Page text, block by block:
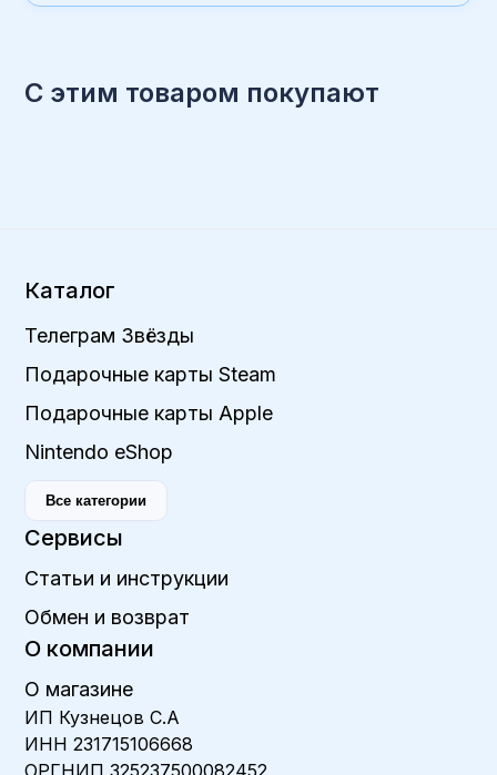
С этим товаром покупают
Каталог
Телеграм Звёзды
Подарочные карты Steam
Подарочные карты Apple
Nintendo eShop
Все категории
Сервисы
Статьи и инструкции
Обмен и возврат
О компании
О магазине
ИП Кузнецов С.А
ИНН 231715106668
ОРГНИП 325237500082452